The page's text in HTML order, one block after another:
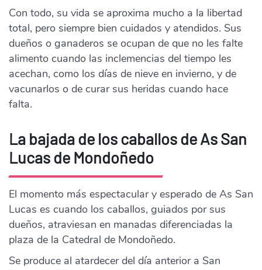
Con todo, su vida se aproxima mucho a la libertad
total, pero siempre bien cuidados y atendidos. Sus
dueños o ganaderos se ocupan de que no les falte
alimento cuando las inclemencias del tiempo les
acechan, como los días de nieve en invierno, y de
vacunarlos o de curar sus heridas cuando hace
falta.
La bajada de los caballos de As San
Lucas de Mondoñedo
El momento más espectacular y esperado de As San
Lucas es cuando los caballos, guiados por sus
dueños, atraviesan en manadas diferenciadas la
plaza de la Catedral de Mondoñedo.
Se produce al atardecer del día anterior a San